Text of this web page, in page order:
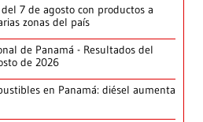
7 de agosto con productos a
zonas del país
de Panamá - Resultados del
de 2026
en Panamá: diésel aumenta